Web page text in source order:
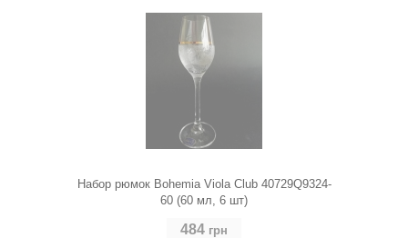
Набор рюмок Bohemia Viola Club 40729Q9324-
60 (60 мл, 6 шт)
484 грн